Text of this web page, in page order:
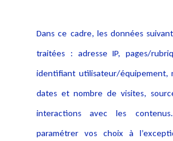
Dans ce cadre, les données
traitées : adresse IP, pages/
identifiant utilisateur/équipement,
dates et nombre de visites,
interactions avec les
paramétrer vos choix à